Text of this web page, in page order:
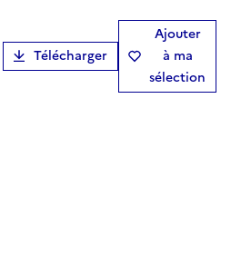
Télécharger
Ajouter
à ma
sélection